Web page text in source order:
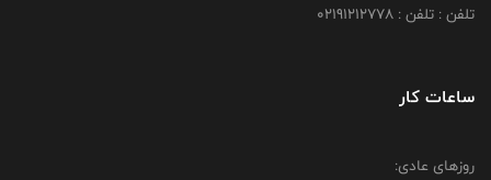
تلفن : تلفن : 02191212778
ساعات کار
روزهای عادی: